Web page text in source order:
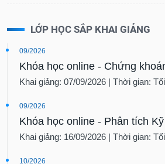
LỚP HỌC SẮP KHAI GIẢNG
09/2026
Khóa học online - Chứng
Khai giảng: 07/09/2026 | Thời gian:
09/2026
Khóa học online - Phân tích
Khai giảng: 16/09/2026 | Thời gian:
10/2026